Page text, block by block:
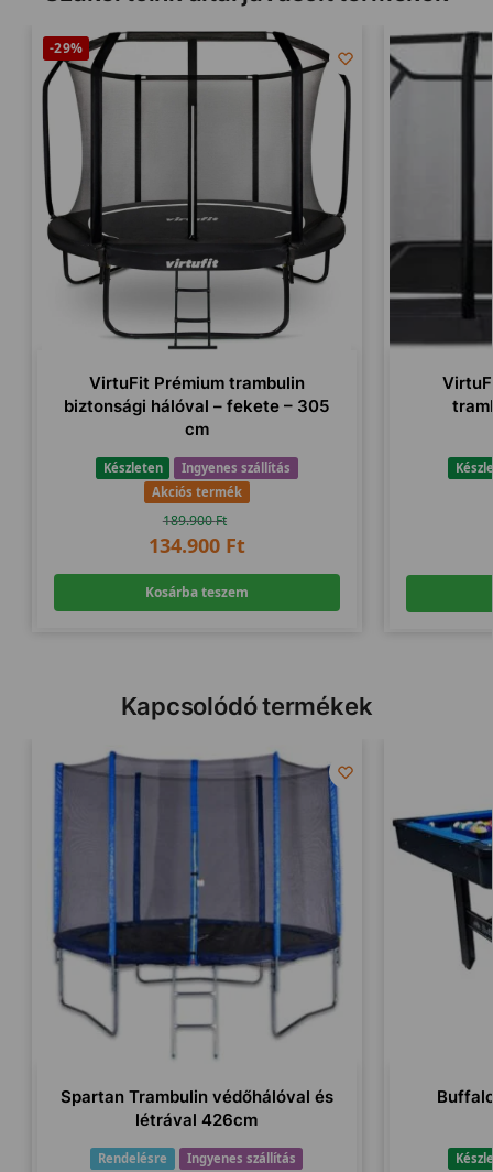
-29%
VirtuFit Prémium trambulin
biztonsági hálóval – fekete – 305
cm
Készleten
Ingyenes szállítás
Akciós termék
189.900Ft
134.900 Ft
Kosárba teszem
Kapcsolódó termékek
Spartan Trambulin védőhálóval és
létrával 426cm
Rendelésre Ingyenes szállítás